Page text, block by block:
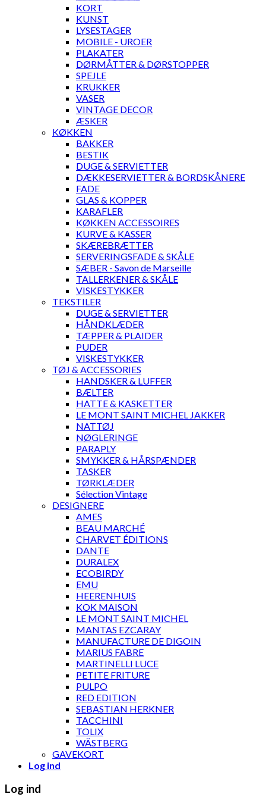
KORT
KUNST
LYSESTAGER
MOBILE - UROER
PLAKATER
DØRMÅTTER & DØRSTOPPER
SPEJLE
KRUKKER
VASER
VINTAGE DECOR
ÆSKER
KØKKEN
BAKKER
BESTIK
DUGE & SERVIETTER
DÆKKESERVIETTER & BORDSKÅNERE
FADE
GLAS & KOPPER
KARAFLER
KØKKEN ACCESSOIRES
KURVE & KASSER
SKÆREBRÆTTER
SERVERINGSFADE & SKÅLE
SÆBER - Savon de Marseille
TALLERKENER & SKÅLE
VISKESTYKKER
TEKSTILER
DUGE & SERVIETTER
HÅNDKLÆDER
TÆPPER & PLAIDER
PUDER
VISKESTYKKER
TØJ & ACCESSORIES
HANDSKER & LUFFER
BÆLTER
HATTE & KASKETTER
LE MONT SAINT MICHEL JAKKER
NATTØJ
NØGLERINGE
PARAPLY
SMYKKER & HÅRSPÆNDER
TASKER
TØRKLÆDER
Sélection Vintage
DESIGNERE
AMES
BEAU MARCHÉ
CHARVET ÉDITIONS
DANTE
DURALEX
ECOBIRDY
EMU
HEERENHUIS
KOK MAISON
LE MONT SAINT MICHEL
MANTAS EZCARAY
MANUFACTURE DE DIGOIN
MARIUS FABRE
MARTINELLI LUCE
PETITE FRITURE
PULPO
RED EDITION
SEBASTIAN HERKNER
TACCHINI
TOLIX
WÄSTBERG
GAVEKORT
Log ind
Log ind